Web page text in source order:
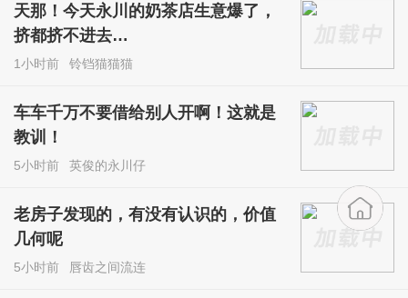
天那！今天永川的奶茶店生意爆了，
挤都挤不进去…
1小时前 铃铛猫猫猫
车车千万不要借给别人开啊！这就是
教训！
5小时前 英俊的永川仔
老房子发现的，有没有认识的，价值
几何呢
5小时前 唇齿之间流连